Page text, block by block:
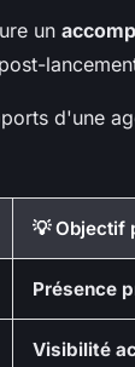
un
d'une
💡 Objectif
Présence
Visibilité